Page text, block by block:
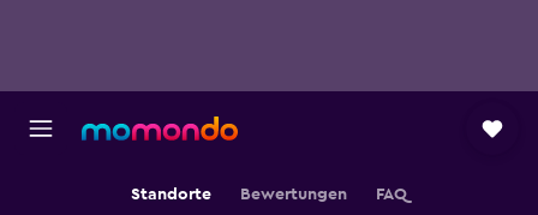
Standorte Bewertungen FAQ